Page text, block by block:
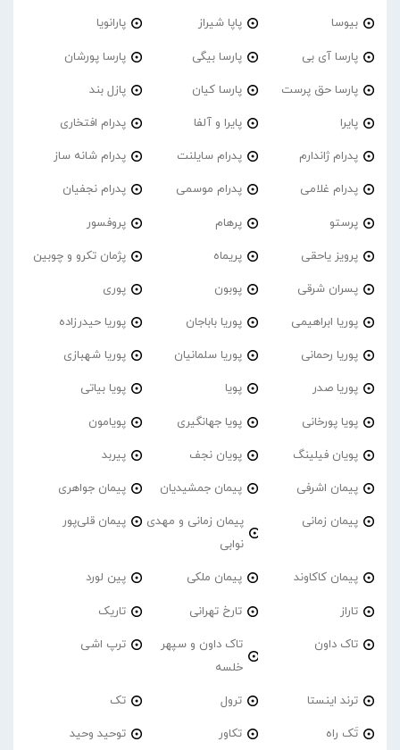
بیوسا پاپا شیراز پارانویا
پارسا آی بی پارسا بیگی پارسا پورشان
پارسا حق پرست پارسا کیان پازل بند
پایرا پایرا و آلفا پدرام افتخاری
پدرام ژاندارم پدرام‌ سایلنت پدرام شانه ساز
پدرام غلامی پدرام موسمی پدرام نجفیان
پرستو پرهام پروفسور
پرویز یاحقی پریماه پژمان تکرو و چوبین
پسران شرقی پوبون پوری
پوریا ابراهیمی پوریا باباجان پوریا حیدرزاده
پوریا رحمانی پوریا سلمانیان پوریا شهبازی
پوریا صدر پویا پویا بیاتی
پویا پورخانی پویا جهانگیری پویامون
پویان فیلینگ پویان نجف پیربد
پیمان اشرفی پیمان جمشیدیان پیمان جواهری
پیمان زمانی
پیمان زمانی و مهدی
نوابی
پیمان قلی‌پور
پیمان کاکاوند پیمان ملکی پین لورد
تاراز تارخ تهرانی تاریک
تاک داون
تاک داون و سپهر
خلسه
ترپ اشی
ترند اینستا ترول تک
تَک راه تکاور توحید وحید